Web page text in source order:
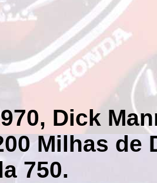
Dick
Milhas de
750.